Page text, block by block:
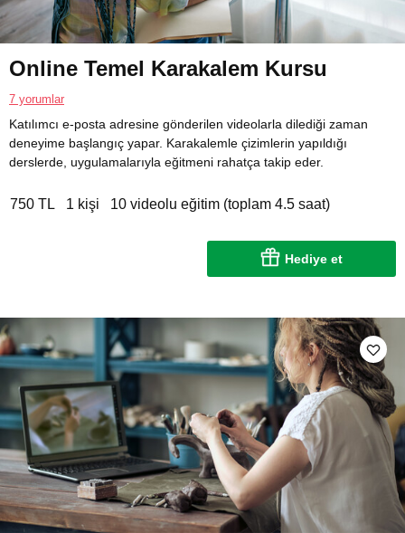
Online Temel Karakalem Kursu
7 yorumlar
Katılımcı e-posta adresine gönderilen videolarla dilediği zaman
deneyime başlangıç yapar. Karakalemle çizimlerin yapıldığı
derslerde, uygulamalarıyla eğitmeni rahatça takip eder.
750 TL 1 kişi 10 videolu eğitim (toplam 4.5 saat)
Hediye et